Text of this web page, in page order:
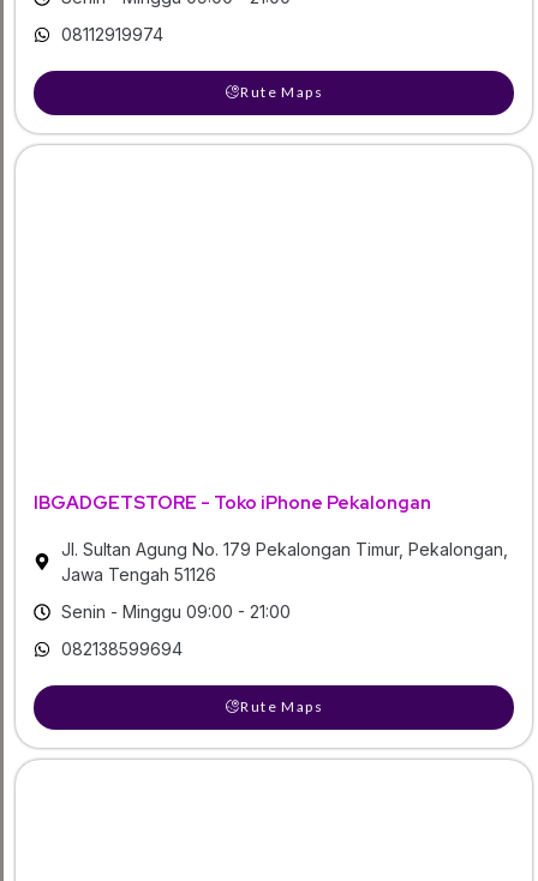
08112919974
Rute Maps
IBGADGETSTORE - Toko iPhone Pekalongan
Jl. Sultan Agung No. 179 Pekalongan Timur, Pekalongan,
Jawa Tengah 51126
Senin - Minggu 09:00 - 21:00
082138599694
Rute Maps